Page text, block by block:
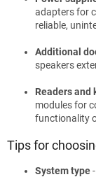
adapters for
reliable,
Additional
speakers
Readers and
modules for
functionality
Tips for
System type